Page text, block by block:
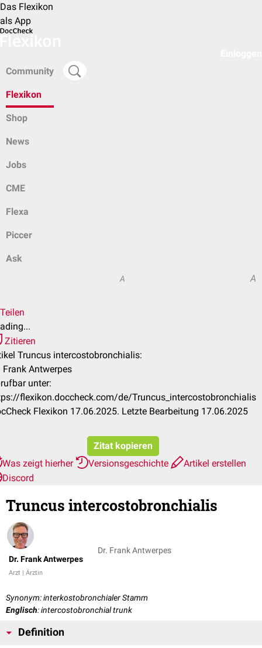
Das Flexikon
als App
Community
Flexikon
Shop
News
Jobs
CME
Flexa
Piccer
Ask
A A
Teilen
Zitieren
Truncus intercostobronchialis:
Frank Antwerpes
unter:
flexikon.doccheck.com/de/Truncus_intercostobronchialis
Flexikon 17.06.2025. Letzte Bearbeitung 17.06.2025
Zitat kopieren
Was zeigt hierher
Versionsgeschichte
Artikel erstellen
Discord
Truncus intercostobronchialis
Dr. Frank Antwerpes
Arzt | Ärztin
Dr. Frank Antwerpes
Synonym: interkostobronchialer Stamm
Englisch: intercostobronchial trunk
Definition